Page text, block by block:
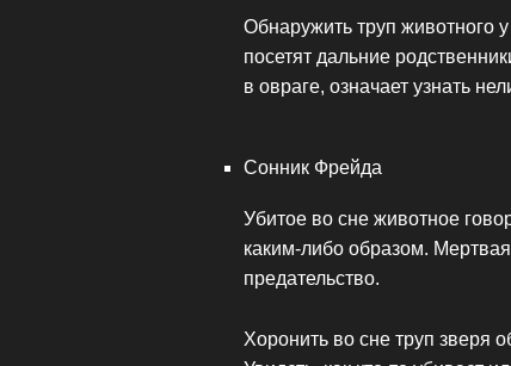
Обнаружить труп животного
посетят дальние
в овраге, означает узнать
Сонник Фрейда
Убитое во сне животное
каким-либо образом.
предательство.
Хоронить во сне труп зверя